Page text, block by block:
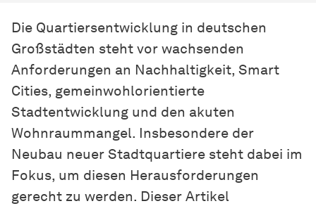
Die Quartiersentwicklung in deutschen
Großstädten steht vor wachsenden
Anforderungen an Nachhaltigkeit, Smart
Cities, gemeinwohlorientierte
Stadtentwicklung und den akuten
Wohnraummangel. Insbesondere der
Neubau neuer Stadtquartiere steht dabei im
Fokus, um diesen Herausforderungen
gerecht zu werden. Dieser Artikel